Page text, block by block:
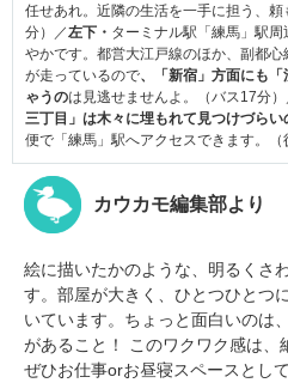
任せあれ。近隣の生活を一手に担う、
分）／左下・ ターミナル駅「練馬」駅
やかです。都営大江戸線のほか、副都
が走っているので、「新宿」方面にも
ゃうのは見逃せませんよ。（バス17分）
三丁目」は木々に埋もれて見つけづら
便で「練馬」駅へアクセスできます。（
カウカモ編集部より
絵に描いたかのような、明るくさ
す。部屋が大きく、ひとつひとつ
いています。ちょっと面白いのは
があること！ このワクワク感は、
ぜひお仕事orお昼寝スペースとし